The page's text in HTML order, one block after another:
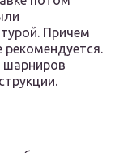
Причем
рекомендуется.
шарниров